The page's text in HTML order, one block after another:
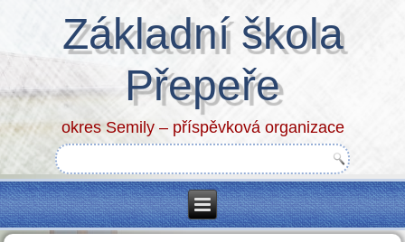
Základní škola
Přepeře
okres Semily – příspěvková organizace